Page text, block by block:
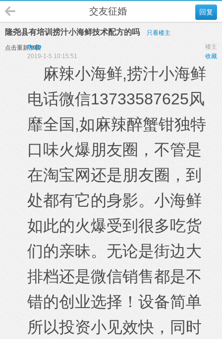
回复
交友征婚
隆尧县有培训捞汁小海鲜技术配方的吗 只看楼主
点击重新加载 楼主
tkqlp
收藏
2019-1-5 10:15:51
麻辣小海鲜,捞汁小海鲜
电话微信13733587625风
靡全国,如麻辣醉蟹钳独特
口味火爆朋友圈，不管是
在淘宝网还是朋友圈，到
处都有它的身影。小海鲜
如此的火爆受到很多吃货
们的亲昧。无论是街边大
排档还是微信销售都是不
错的创业选择！设备简单
所以投资小见效快，同时